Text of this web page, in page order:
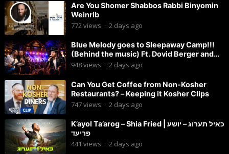
Are You Shomer Shabbos Rabbi Binyomin
Weinrib
772views · 2 days ago
Blue Melody goes to Sleepaway Camp!!!
(Behind the music) Ft. Dovid Berger and
Chaim Brown
948views · 2 days ago
Can You Get Coffee from Non-Kosher
Restaurants? – Keeping it Kosher Clips
747views · 2 days ago
K’ayol Ta’arog – Shia Fried | כאיל תערוג – יושע
פריעד
441 views · 2 days ago